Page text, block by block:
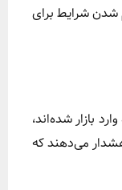
شدن شرایط برای
بازار شده‌اند،
می‌دهند که